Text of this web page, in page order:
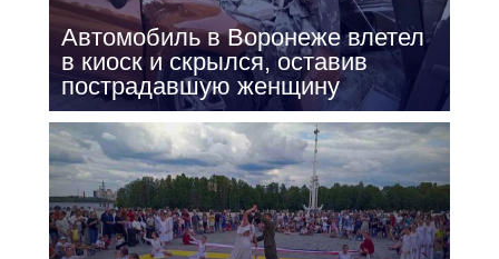
Автомобиль в Воронеже влетел
в киоск и скрылся, оставив
пострадавшую женщину